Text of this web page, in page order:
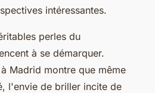
intéressantes.
perles du
à se démarquer.
Madrid montre que même
l'envie de briller incite de